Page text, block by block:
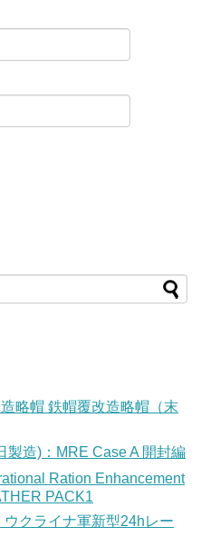
略帽 鉄帽覆改造略帽（末
製造)：MRE Case A 開封編
Ration Enhancement
PACK1
クライナ軍新型24hレー